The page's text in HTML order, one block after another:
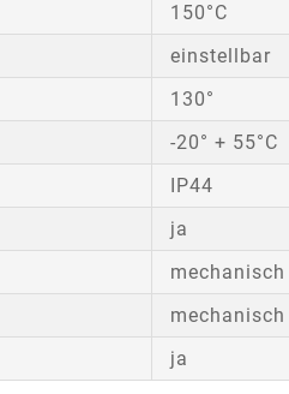
150°C
einstellbar
130°
-20° + 55°C
IP44
ja
mechanisch
mechanisch
ja